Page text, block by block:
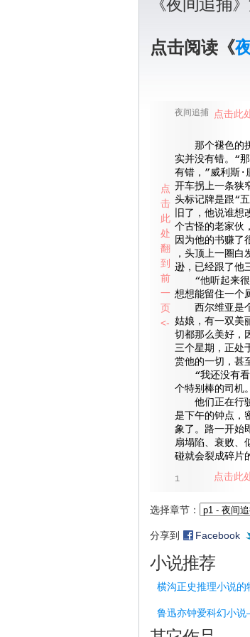
《夜间追捕
点击阅读《
夜间追捕
夜间
那个褪色的拼
实并没有错。“
有错，”威利斯·
开车拐上一条狭
头标记牌是跟“
旧了，他说谁
个古怪的老家伙
因为他的书赚了
，头顶上一圈
逊，已经跟了他
“他听起来很
想想能留住一个
西尔维亚是个
姑娘，有一双美
切都那么美好，
三个星期，正处
赏他的一切，甚
“我还没有看
个特别棒的司机
他们正在行驶
是下午的钟点，
象了。路一开始
扇塌陷、衰败、
碰就会裂成碎片
1
选择章节：
分享到 Facebook
点击此
点击此
点
击
此
处
翻
到
前
一
页
<-
小说推荐
横沟正史推理小说的
鲁迅亦钟爱科幻小